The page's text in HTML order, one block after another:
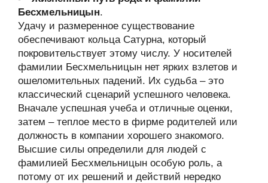
Бесхмельницын.
Удачу и размеренное существование
обеспечивают кольца Сатурна, который
покровительствует этому числу. У носителей
фамилии Бесхмельницын нет ярких взлетов и
ошеломительных падений. Их судьба – это
классический сценарий успешного человека.
Вначале успешная учеба и отличные оценки,
затем – теплое место в фирме родителей или
должность в компании хорошего знакомого.
Высшие силы определили для людей с
фамилией Бесхмельницын особую роль, а
потому от их решений и действий нередко